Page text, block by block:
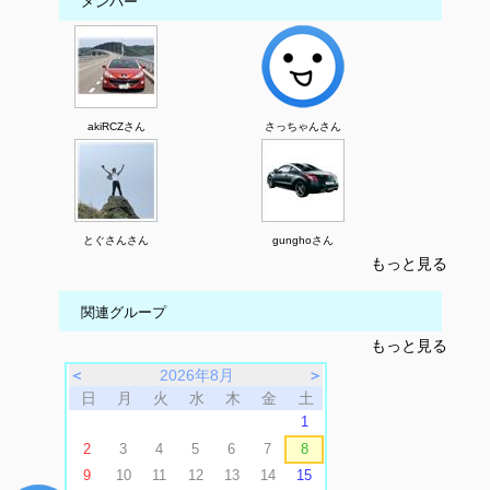
akiRCZさん さっちゃんさん
とぐさんさん gunghoさん
もっと見る
関連グループ
もっと見る
＜
2026年8月
＞
日
月 火 水 木 金 土
1
2
3 4 5 6 7
8
9
10 11 12 13 14 15